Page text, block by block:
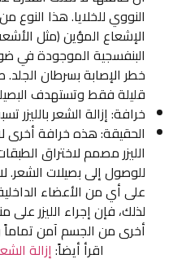
النووي للخلايا. هذا
الإشعاع المؤين (مثل
البنفسجية الموجودة في
خطر الإصابة بسرطان الجلد.
قليلة فقط وتستهدف
خرافة: إزالة الشعر بالليزر
الحقيقة: هذه خرافة أخرى
الليزر مصمم لاختراق
للوصول إلى بصيلات الشعر.
على أي من الأعضاء
لذلك، فإن إجراء الليزر
أخرى من الجسم آمن تماماً
اقرأ أيضاً:إزالة